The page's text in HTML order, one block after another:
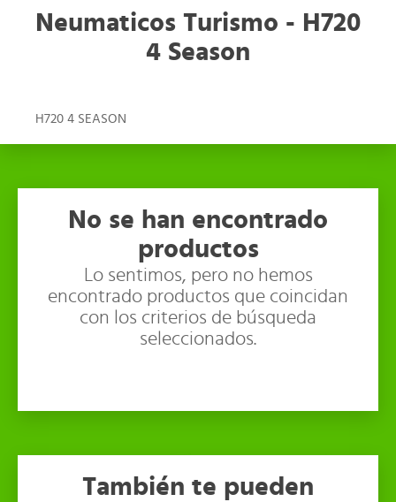
Neumaticos Turismo - H720
4 Season
H720 4 SEASON
No se han encontrado
productos
Lo sentimos, pero no hemos
encontrado productos que coincidan
con los criterios de búsqueda
seleccionados.
También te pueden